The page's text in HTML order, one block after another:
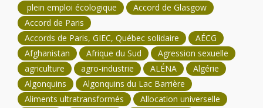
plein emploi écologique
Accord de Glasgow
Accord de Paris
Accords de Paris, GIEC, Québec solidaire
AÉCG
Afghanistan
Afrique du Sud
Agression sexuelle
agriculture
agro-industrie ALÉNA
Algérie
Algonquins
Algonquins du Lac Barrière
Aliments ultratransformés
Allocation universelle